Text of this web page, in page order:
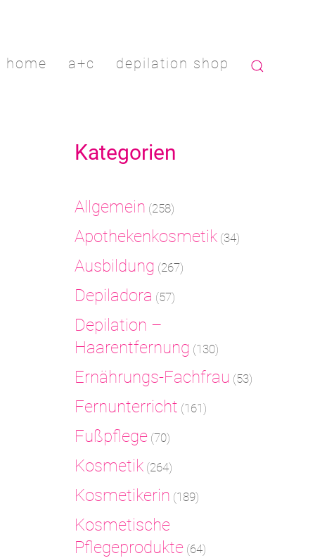
home a+c depilation shop
Kategorien
Allgemein (258)
Apothekenkosmetik (34)
Ausbildung (267)
Depiladora (57)
Depilation –
Haarentfernung (130)
Ernährungs-Fachfrau (53)
Fernunterricht (161)
Fußpflege (70)
Kosmetik (264)
Kosmetikerin (189)
Kosmetische
Pflegeprodukte (64)